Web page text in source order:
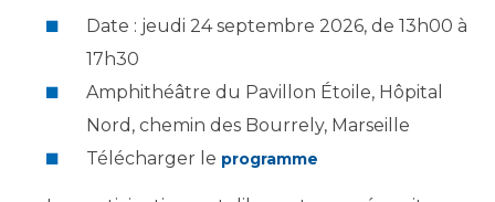
Vivre ensemble à l'hôpital
Culture à l'hôpital
Laïcité et cultes
Les associations
Stages paramédicaux
Chercheurs
Date : jeudi 24 septembre 2026, de 13h00 à
17h30
Amphithéâtre du Pavillon Étoile, Hôpital
Nord, chemin des Bourrely, Marseille
Télécharger le programme